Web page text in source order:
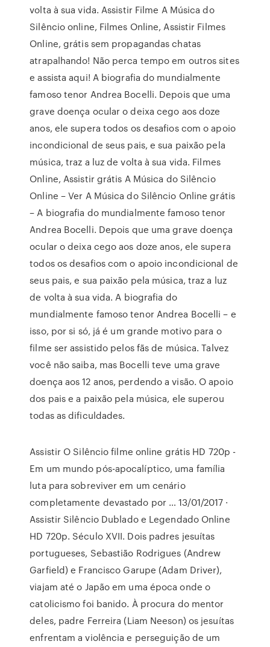
volta à sua vida. Assistir Filme A Música do
Silêncio online, Filmes Online, Assistir Filmes
Online, grátis sem propagandas chatas
atrapalhando! Não perca tempo em outros sites
e assista aqui! A biografia do mundialmente
famoso tenor Andrea Bocelli. Depois que uma
grave doença ocular o deixa cego aos doze
anos, ele supera todos os desafios com o apoio
incondicional de seus pais, e sua paixão pela
música, traz a luz de volta à sua vida. Filmes
Online, Assistir grátis A Música do Silêncio
Online – Ver A Música do Silêncio Online grátis
– A biografia do mundialmente famoso tenor
Andrea Bocelli. Depois que uma grave doença
ocular o deixa cego aos doze anos, ele supera
todos os desafios com o apoio incondicional de
seus pais, e sua paixão pela música, traz a luz
de volta à sua vida. A biografia do
mundialmente famoso tenor Andrea Bocelli – e
isso, por si só, já é um grande motivo para o
filme ser assistido pelos fãs de música. Talvez
você não saiba, mas Bocelli teve uma grave
doença aos 12 anos, perdendo a visão. O apoio
dos pais e a paixão pela música, ele superou
todas as dificuldades.
Assistir O Silêncio filme online grátis HD 720p -
Em um mundo pós-apocalíptico, uma família
luta para sobreviver em um cenário
completamente devastado por … 13/01/2017 ·
Assistir Silêncio Dublado e Legendado Online
HD 720p. Século XVII. Dois padres jesuítas
portugueses, Sebastião Rodrigues (Andrew
Garfield) e Francisco Garupe (Adam Driver),
viajam até o Japão em uma época onde o
catolicismo foi banido. À procura do mentor
deles, padre Ferreira (Liam Neeson) os jesuítas
enfrentam a violência e perseguição de um